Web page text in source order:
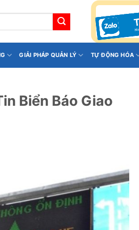
GIẢI PHÁP QUẢN LÝ TỰ ĐỘNG HÓA
Biển Báo Giao